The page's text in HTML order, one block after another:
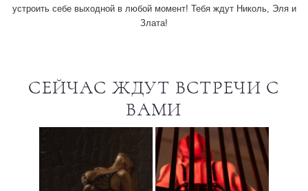
устроить себе выходной в любой момент! Тебя ждут Николь, Эля и
Злата!
СЕЙЧАС ЖДУТ ВСТРЕЧИ С
ВАМИ